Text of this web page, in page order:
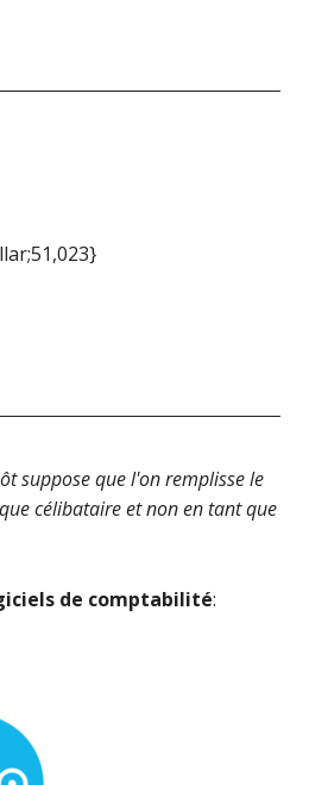
suppose que l'on remplisse le
célibataire et non en tant que
de comptabilité: